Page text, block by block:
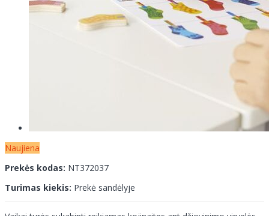
Naujiena
Prekės kodas: NT372037
Turimas kiekis: Prekė sandėlyje